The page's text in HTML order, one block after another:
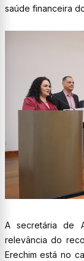
saúde financeira
A secretária de
relevância do
Erechim está no